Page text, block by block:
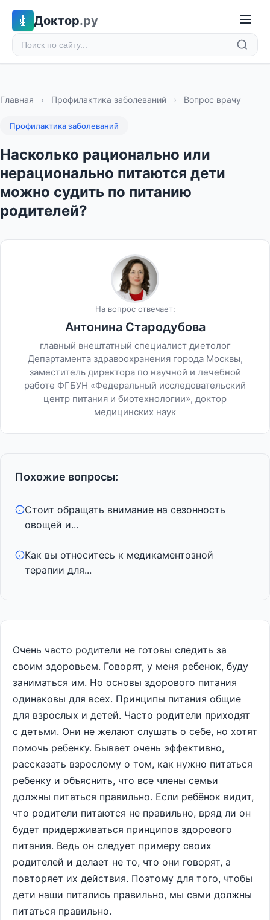
Доктор.ру
Главная › Профилактика заболеваний › Вопрос врачу
Профилактика заболеваний
Насколько рационально или
нерационально питаются дети
можно судить по питанию
родителей?
На вопрос отвечает:
Антонина Стародубова
главный внештатный специалист диетолог
Департамента здравоохранения города Москвы,
заместитель директора по научной и лечебной
работе ФГБУН «Федеральный исследовательский
центр питания и биотехнологии», доктор
медицинских наук
Похожие вопросы:
Стоит обращать внимание на сезонность
овощей и...
Как вы относитесь к медикаментозной
терапии для...
Очень часто родители не готовы следить за
своим здоровьем. Говорят, у меня ребенок, буду
заниматься им. Но основы здорового питания
одинаковы для всех. Принципы питания общие
для взрослых и детей. Часто родители приходят
с детьми. Они не желают слушать о себе, но хотят
помочь ребенку. Бывает очень эффективно,
рассказать взрослому о том, как нужно питаться
ребенку и объяснить, что все члены семьи
должны питаться правильно. Если ребёнок видит,
что родители питаются не правильно, вряд ли он
будет придерживаться принципов здорового
питания. Ведь он следует примеру своих
родителей и делает не то, что они говорят, а
повторяет их действия. Поэтому для того, чтобы
дети наши питались правильно, мы сами должны
питаться правильно.